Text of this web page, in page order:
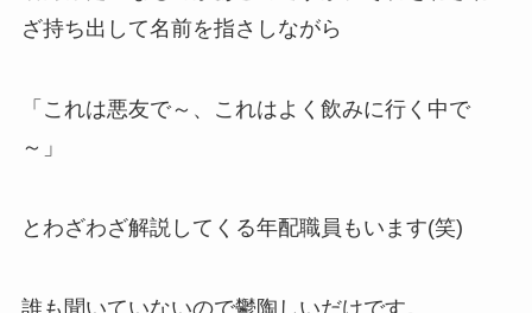
ざ持ち出して名前を指さしながら
「これは悪友で～、これはよく飲みに行く中で
～」
とわざわざ解説してくる年配職員もいます(笑)
誰も聞いていないので鬱陶しいだけです。